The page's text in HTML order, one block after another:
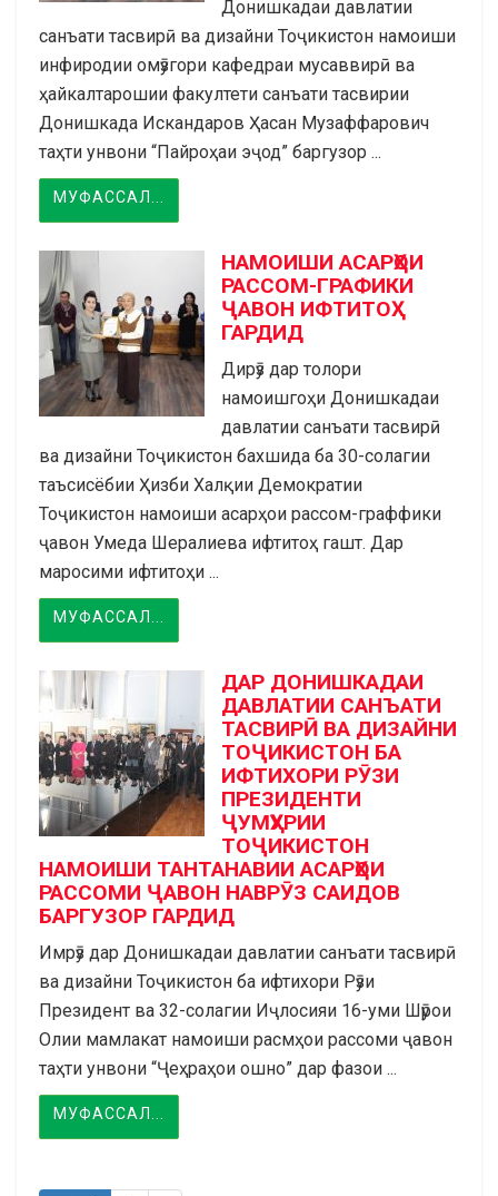
Донишкадаи давлатии
санъати тасвирӣ ва дизайни Тоҷикистон намоиши
инфиродии омӯзгори кафедраи мусаввирӣ ва
ҳайкалтарошии факултети санъати тасвирии
Донишкада Искандаров Ҳасан Музаффарович
таҳти унвони “Пайроҳаи эҷод” баргузор ...
МУФАССАЛ...
НАМОИШИ АСАРҲОИ
РАССОМ-ГРАФИКИ
ҶАВОН ИФТИТОҲ
ГАРДИД
Дирӯз дар толори
намоишгоҳи Донишкадаи
давлатии санъати тасвирӣ
ва дизайни Тоҷикистон бахшида ба 30-солагии
таъсисёбии Ҳизби Халқии Демократии
Тоҷикистон намоиши асарҳои рассом-граффики
ҷавон Умеда Шералиева ифтитоҳ гашт. Дар
маросими ифтитоҳи ...
МУФАССАЛ...
ДАР ДОНИШКАДАИ
ДАВЛАТИИ САНЪАТИ
ТАСВИРӢ ВА ДИЗАЙНИ
ТОҶИКИСТОН БА
ИФТИХОРИ РӮЗИ
ПРЕЗИДЕНТИ
ҶУМҲУРИИ
ТОҶИКИСТОН
НАМОИШИ ТАНТАНАВИИ АСАРҲОИ
РАССОМИ ҶАВОН НАВРӮЗ САИДОВ
БАРГУЗОР ГАРДИД
Имрӯз дар Донишкадаи давлатии санъати тасвирӣ
ва дизайни Тоҷикистон ба ифтихори Рӯзи
Президент ва 32-солагии Иҷлосияи 16-уми Шӯрои
Олии мамлакат намоиши расмҳои рассоми ҷавон
таҳти унвони “Ҷеҳраҳои ошно” дар фазои ...
МУФАССАЛ...